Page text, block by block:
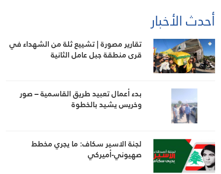
أحدث الأخبار
تقارير مصورة | تشييع ثلة من الشهداء في
قرى منطقة جبل عامل الثانية
بدء أعمال تعبيد طريق القاسمية – صور
وخريس يشيد بالخطوة
لجنة الاسير سكاف: ما يجري مخطط
صهيوني-أميركي